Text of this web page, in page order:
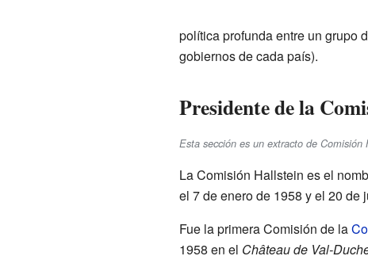
política profunda entre un grupo
gobiernos de cada país).
Presidente de la
Esta sección es un extracto de Comisión
La Comisión Hallstein es el
el 7 de enero de 1958 y el 20
Fue la primera Comisión de la
1958 en el Château de Val-